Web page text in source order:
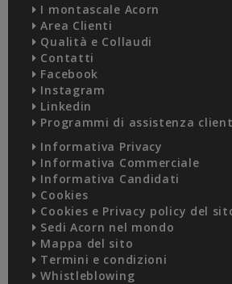
I montascale Acorn
Area Clienti
Qualità e Collaudi
Contatti
Facebook
Instagram
Linkedin
Programmi di assistenza
Informativa Privacy
Informativa Commerciale
Informativa Candidati
Cookies
Cookies e Privacy policy del
Sedi Acorn nel mondo
Mappa del sito
Termini e condizioni
Whistleblowing